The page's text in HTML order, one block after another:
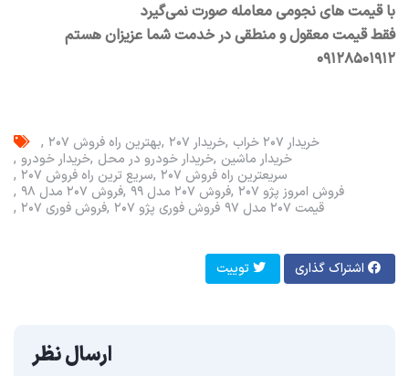
با قیمت های نجومی معامله صورت نمی‌گیرد
فقط قیمت معقول و منطقی در خدمت شما عزیزان هستم
۰۹۱۲۸۵۰۱۹۱۲
بهترین راه فروش ۲۰۷ خریدار ۲۰۷
خریدار ۲۰۷ خراب
خریدار خودرو خریدار خودرو در محل خریدار ماشین
سریع ترین راه فروش ۲۰۷
سریعترین راه فروش ۲۰۷
فروش ۲۰۷ مدل ۹۸
فروش ۲۰۷ مدل ۹۹
فروش امروز پژو ۲۰۷
فروش فوری ۲۰۷
فروش فوری پژو ۲۰۷ قیمت ۲۰۷ مدل ۹۷
اشتراک گذاری توییت
ارسال نظر